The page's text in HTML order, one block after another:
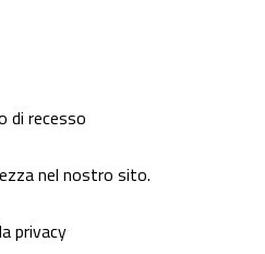
di recesso
nel nostro sito.
privacy